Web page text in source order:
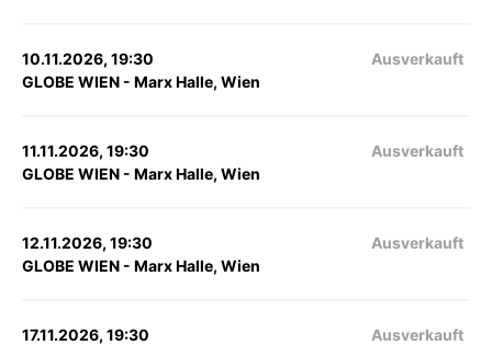
10.11.2026, 19:30
GLOBE WIEN - Marx Halle, Wien
Ausverkauft
11.11.2026, 19:30
GLOBE WIEN - Marx Halle, Wien
Ausverkauft
12.11.2026, 19:30
GLOBE WIEN - Marx Halle, Wien
Ausverkauft
17.11.2026, 19:30
Ausverkauft